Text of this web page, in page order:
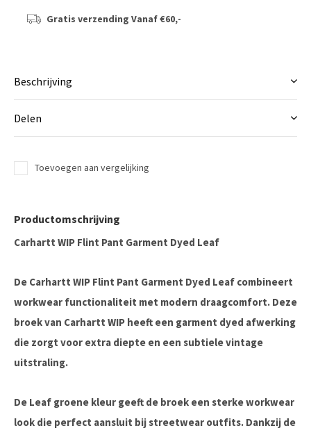
Gratis verzending Vanaf €60,-
Beschrijving
Delen
Toevoegen aan vergelijking
Productomschrijving
Carhartt WIP Flint Pant Garment Dyed Leaf
De Carhartt WIP Flint Pant Garment Dyed Leaf combineert
workwear functionaliteit met modern draagcomfort. Deze
broek van Carhartt WIP heeft een garment dyed afwerking
die zorgt voor extra diepte en een subtiele vintage
uitstraling.
De Leaf groene kleur geeft de broek een sterke workwear
look die perfect aansluit bij streetwear outfits. Dankzij de